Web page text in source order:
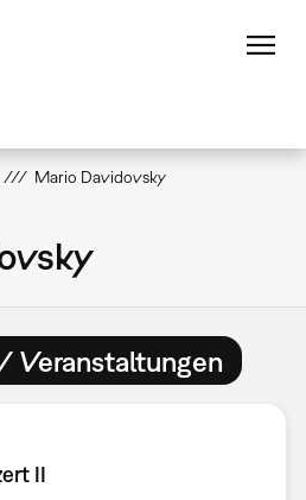
Mario Davidovsky
Veranstaltungen
II